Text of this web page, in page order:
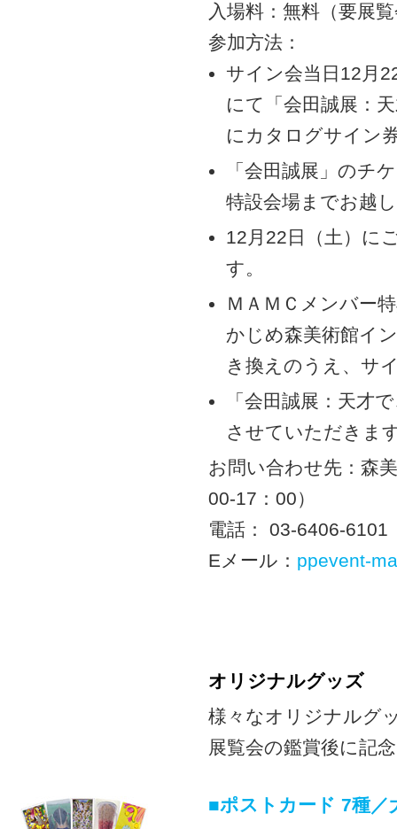
入場料：無料（要展
参加方法：
サイン会当日12月
にて「会田誠展：
にカタログサイン
「会田誠展」のチ
特設会場までお越
12月22日（土）に
す。
ＭＡＭＣメンバー
かじめ森美術館イ
き換えのうえ、サ
「会田誠展：天才
させていただきま
お問い合わせ先：森
00-17：00）
電話： 03-6406-6101
Eメール： ppevent-
オリジナルグッズ
様々なオリジナルグ
展覧会の鑑賞後に記
■ポストカード 7種／